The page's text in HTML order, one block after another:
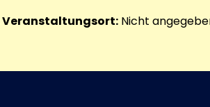
Veranstaltungsort: Nicht